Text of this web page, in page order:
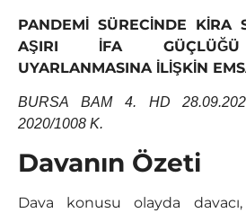
PANDEMİ SÜRECİNDE KİRA
AŞIRI İFA GÜÇLÜĞÜ
UYARLANMASINA İLİŞKİN
BURSA BAM 4. HD
2020/1008 K.
Davanın Özeti
Dava konusu olayda